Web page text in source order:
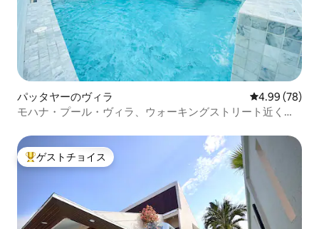
パッタヤーのヴィラ レビュー78
4.99 (78)
モハナ・プール・ヴィラ、ウォーキングストリート近く、
大好評のゲストチョイスです。
ゲストチョイス